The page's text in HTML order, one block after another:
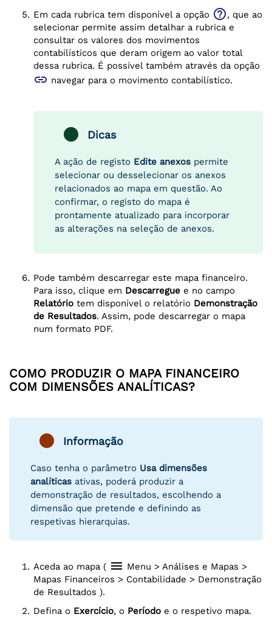
Em cada rubrica tem disponível a opção help_outline, que ao
selecionar permite assim detalhar a rubrica e
consultar os valores dos movimentos
contabilísticos que deram origem ao valor total
dessa rubrica. É possível também através da opção
link navegar para o movimento contabilístico.
Dicas
A ação de registo Edite anexos permite
selecionar ou desselecionar os anexos
relacionados ao mapa em questão. Ao
confirmar, o registo do mapa é
prontamente atualizado para incorporar
as alterações na seleção de anexos.
Pode também descarregar este mapa financeiro.
Para isso, clique em Descarregue e no campo
Relatório tem disponível o relatório Demonstração
de Resultados. Assim, pode descarregar o mapa
num formato PDF.
COMO PRODUZIR O MAPA FINANCEIRO
COM DIMENSÕES ANALÍTICAS?
Informação
Caso tenha o parâmetro Usa dimensões
analíticas ativas, poderá produzir a
demonstração de resultados, escolhendo a
dimensão que pretende e definindo as
respetivas hierarquias.
Aceda ao mapa ( menu Menu > Análises e Mapas >
Mapas Financeiros > Contabilidade > Demonstração
de Resultados ).
Defina o Exercício, o Período e o respetivo mapa.